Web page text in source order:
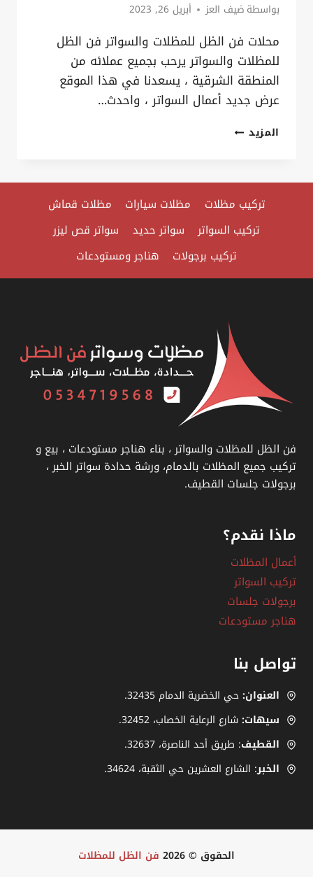
بواسطة ضيف العز أبريل 26, 2023
محلات فن الظل للمظلات والسواتر فن الظل
للمظلات والسواتر يرحب بجميع عملائه من
المنطقة الشرقية ، يسعدنا في هذا الموقع
عرض جديد أعمال السواتر ، واحدث…
المزيدمرحبا
فن
الظل
للمظلات
والسواتر
مورد
مظلات
وسواتر
الدمام
تركيب مظلات مظلات سيارات
مظلات قماش
تركيب السواتر
سواتر حديد
سواتر قص ليزر
تركيب برجولات
هناجر ومستودعات
فن الظل للمظلات والسواتر ، بناء هناجر مستودعات ، بيع و
تركيب جميع المظلات بالدمام، ورشة حدادة سواتر الخبر ،
برجولات جلسات القطيف.
ماذا نقدم؟
أعمال المظلات
تركيب السواتر
برجولات جلسات
هناجر مستودعات
تواصل بنا
العنوان:حي الخضرية الدمام 32435.
سيهات: شارع الرعاية الخصاب، ‎.32452
القطيف: طريق أحد الناصرة، ‎32637.
الخبر: الشارع العشرين حي الثقبة، 34624.
الحقوق © 2026 فن الظل للمظلات